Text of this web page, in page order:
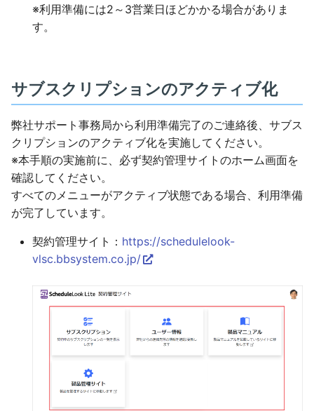
※利用準備には2～3営業日ほどかかる場合がありま
す。
サブスクリプションのアクティブ化
弊社サポート事務局から利用準備完了のご連絡後、サブス
クリプションのアクティブ化を実施してください。
※本手順の実施前に、必ず契約管理サイトのホーム画面を
確認してください。
すべてのメニューがアクティブ状態である場合、利用準備
が完了しています。
契約管理サイト： https://schedulelook-
vlsc.bbsystem.co.jp/